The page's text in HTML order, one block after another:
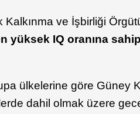
Kalkınma ve İşbirliği
yüksek IQ oranına
ülkelerine göre Güney
dahil olmak üzere